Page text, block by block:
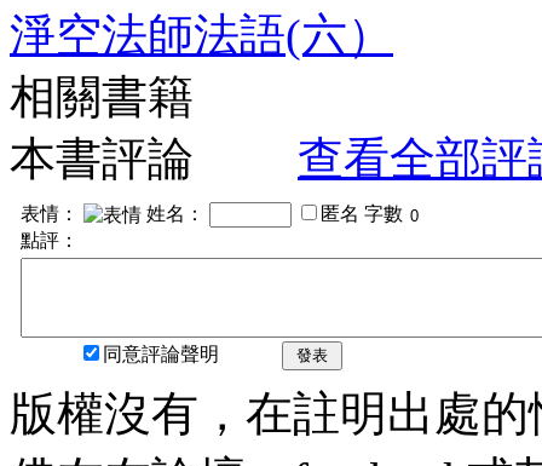
淨空法師法語(六）
相關書籍
本書評論
查看全部評
表情： 姓名： 匿名 字數
點評：
同意評論聲明 發表
版權沒有，在註明出處